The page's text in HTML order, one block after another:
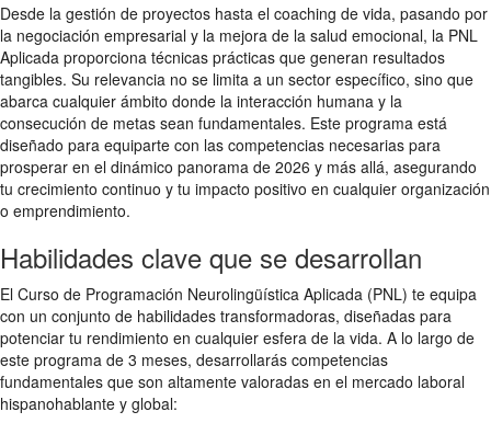
Desde la gestión de proyectos hasta el coaching de vida, pasando por
la negociación empresarial y la mejora de la salud emocional, la PNL
Aplicada proporciona técnicas prácticas que generan resultados
tangibles. Su relevancia no se limita a un sector específico, sino que
abarca cualquier ámbito donde la interacción humana y la
consecución de metas sean fundamentales. Este programa está
diseñado para equiparte con las competencias necesarias para
prosperar en el dinámico panorama de 2026 y más allá, asegurando
tu crecimiento continuo y tu impacto positivo en cualquier organización
o emprendimiento.
Habilidades clave que se desarrollan
El Curso de Programación Neurolingüística Aplicada (PNL) te equipa
con un conjunto de habilidades transformadoras, diseñadas para
potenciar tu rendimiento en cualquier esfera de la vida. A lo largo de
este programa de 3 meses, desarrollarás competencias
fundamentales que son altamente valoradas en el mercado laboral
hispanohablante y global: